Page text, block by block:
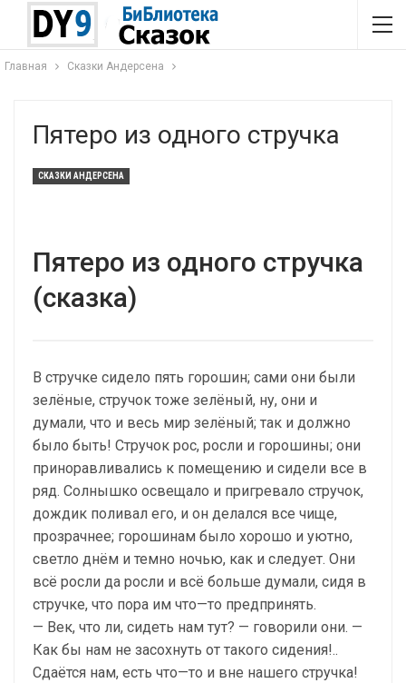
Главная Сказки Андерсена
Пятеро из одного стручка
СКАЗКИ АНДЕРСЕНА
Пятеро из одного стручка
(сказка)
В стручке сидело пять горошин; сами они были
зелёные, стручок тоже зелёный, ну, они и
думали, что и весь мир зелёный; так и должно
было быть! Стручок рос, росли и горошины; они
приноравливались к помещению и сидели все в
ряд. Солнышко освещало и пригревало стручок,
дождик поливал его, и он делался все чище,
прозрачнее; горошинам было хорошо и уютно,
светло днём и темно ночью, как и следует. Они
всё росли да росли и всё больше думали, сидя в
стручке, что пора им что—то предпринять.
— Век, что ли, сидеть нам тут? — говорили они. —
Как бы нам не засохнуть от такого сидения!..
Сдаётся нам, есть что—то и вне нашего стручка!